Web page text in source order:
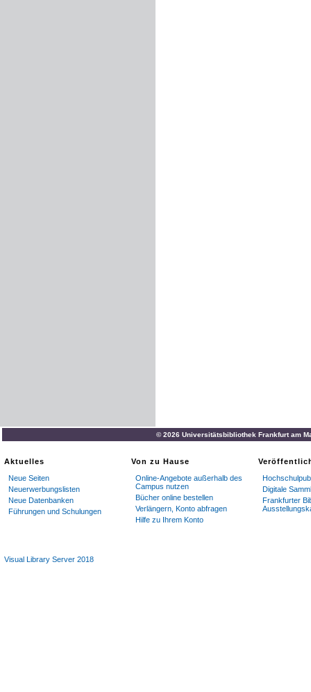
© 2026 Universitätsbibliothek Frankfurt am
Aktuelles
Neue Seiten
Neuerwerbungslisten
Neue Datenbanken
Führungen und Schulungen
Von zu Hause
Online-Angebote außerhalb des
Campus nutzen
Bücher online bestellen
Verlängern, Konto abfragen
Hilfe zu Ihrem Konto
Digitale
Frankfurter
Visual Library Server 2018